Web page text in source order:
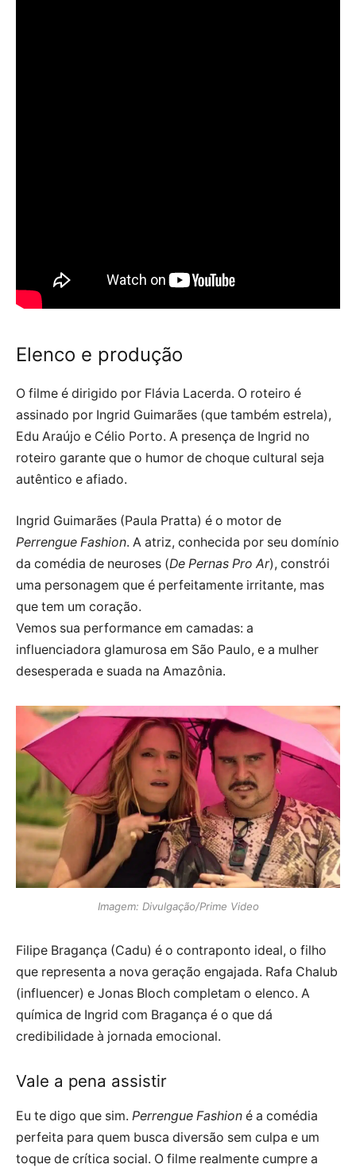
Elenco e produção
O filme é dirigido por Flávia Lacerda. O roteiro é
assinado por Ingrid Guimarães (que também estrela),
Edu Araújo e Célio Porto. A presença de Ingrid no
roteiro garante que o humor de choque cultural seja
autêntico e afiado.
Ingrid Guimarães (Paula Pratta) é o motor de
Perrengue Fashion. A atriz, conhecida por seu domínio
da comédia de neuroses (De Pernas Pro Ar), constrói
uma personagem que é perfeitamente irritante, mas
que tem um coração.
Vemos sua performance em camadas: a
influenciadora glamurosa em São Paulo, e a mulher
desesperada e suada na Amazônia.
Imagem: Divulgação/Prime Video
Filipe Bragança (Cadu) é o contraponto ideal, o filho
que representa a nova geração engajada. Rafa Chalub
(influencer) e Jonas Bloch completam o elenco. A
química de Ingrid com Bragança é o que dá
credibilidade à jornada emocional.
Vale a pena assistir
Eu te digo que sim. Perrengue Fashion é a comédia
perfeita para quem busca diversão sem culpa e um
toque de crítica social. O filme realmente cumpre a